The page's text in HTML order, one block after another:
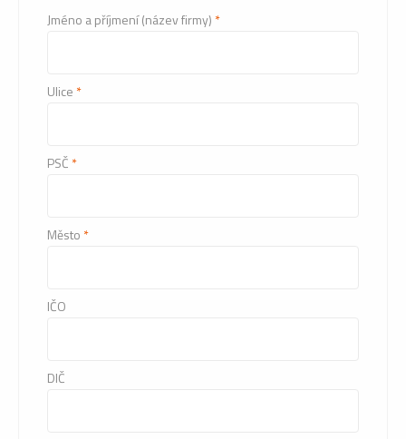
Jméno a příjmení (název firmy) *
Ulice *
PSČ *
Město *
IČO
DIČ